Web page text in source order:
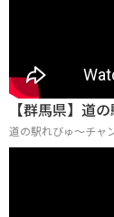
【群馬県】道
道の駅れびゅ〜チャ